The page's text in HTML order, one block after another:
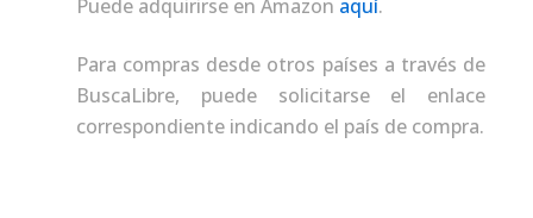
Puede adquirirse en Amazon aquí.
Para compras desde otros países a través de
BuscaLibre, puede solicitarse el enlace
correspondiente indicando el país de compra.